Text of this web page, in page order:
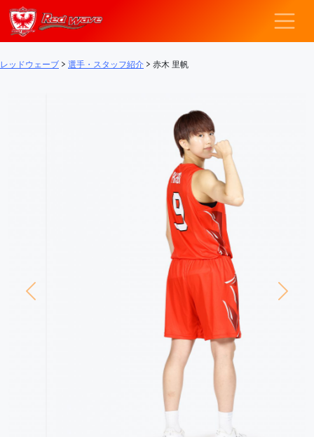
メインナビゲーション
レッドウェー
レッドウェーブ > 選手・スタッフ紹介 > 赤木 里帆
Previous Next